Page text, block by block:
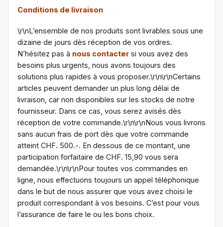
Conditions de livraison
\r\nL’ensemble de nos produits sont livrables sous une
dizaine de jours dès réception de vos ordres.
N’hésitez pas à nous contacter si vous avez des
besoins plus urgents, nous avons toujours des
solutions plus rapides à vous proposer.\r\n\r\nCertains
articles peuvent demander un plus long délai de
livraison, car non disponibles sur les stocks de notre
fournisseur. Dans ce cas, vous serez avisés dès
réception de votre commande.\r\n\r\nNous vous livrons
sans aucun frais de port dès que votre commande
atteint CHF. 500.-. En dessous de ce montant, une
participation forfaitaire de CHF. 15,90 vous sera
demandée.\r\n\r\nPour toutes vos commandes en
ligne, nous effectuons toujours un appel téléphonique
dans le but de nous assurer que vous avez choisi le
produit correspondant à vos besoins. C’est pour vous
l’assurance de faire le ou les bons choix.